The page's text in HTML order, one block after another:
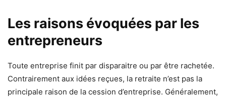
Les raisons évoquées par les
entrepreneurs
Toute entreprise finit par disparaitre ou par être rachetée.
Contrairement aux idées reçues, la retraite n’est pas la
principale raison de la cession d’entreprise. Généralement,